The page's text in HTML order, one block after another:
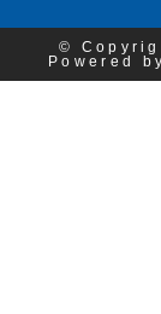
©
Powered